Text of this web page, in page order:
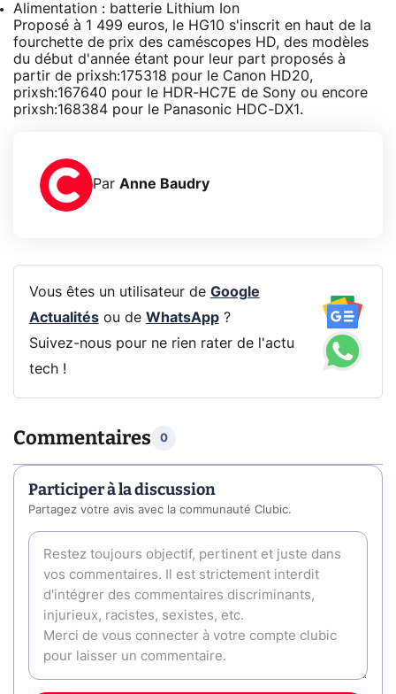
Alimentation : batterie Lithium Ion
Proposé à 1 499 euros, le HG10 s'inscrit en haut de la
fourchette de prix des caméscopes HD, des modèles
du début d'année étant pour leur part proposés à
partir de prixsh:175318 pour le Canon HD20,
prixsh:167640 pour le HDR-HC7E de Sony ou encore
prixsh:168384 pour le Panasonic HDC-DX1.
Par Anne Baudry
Vous êtes un utilisateur de Google
Actualitésou de WhatsApp?
Suivez-nous pour ne rien rater de l'actu
tech !
Commentaires 0
Participer à la discussion
Partagez votre avis avec la communauté Clubic.